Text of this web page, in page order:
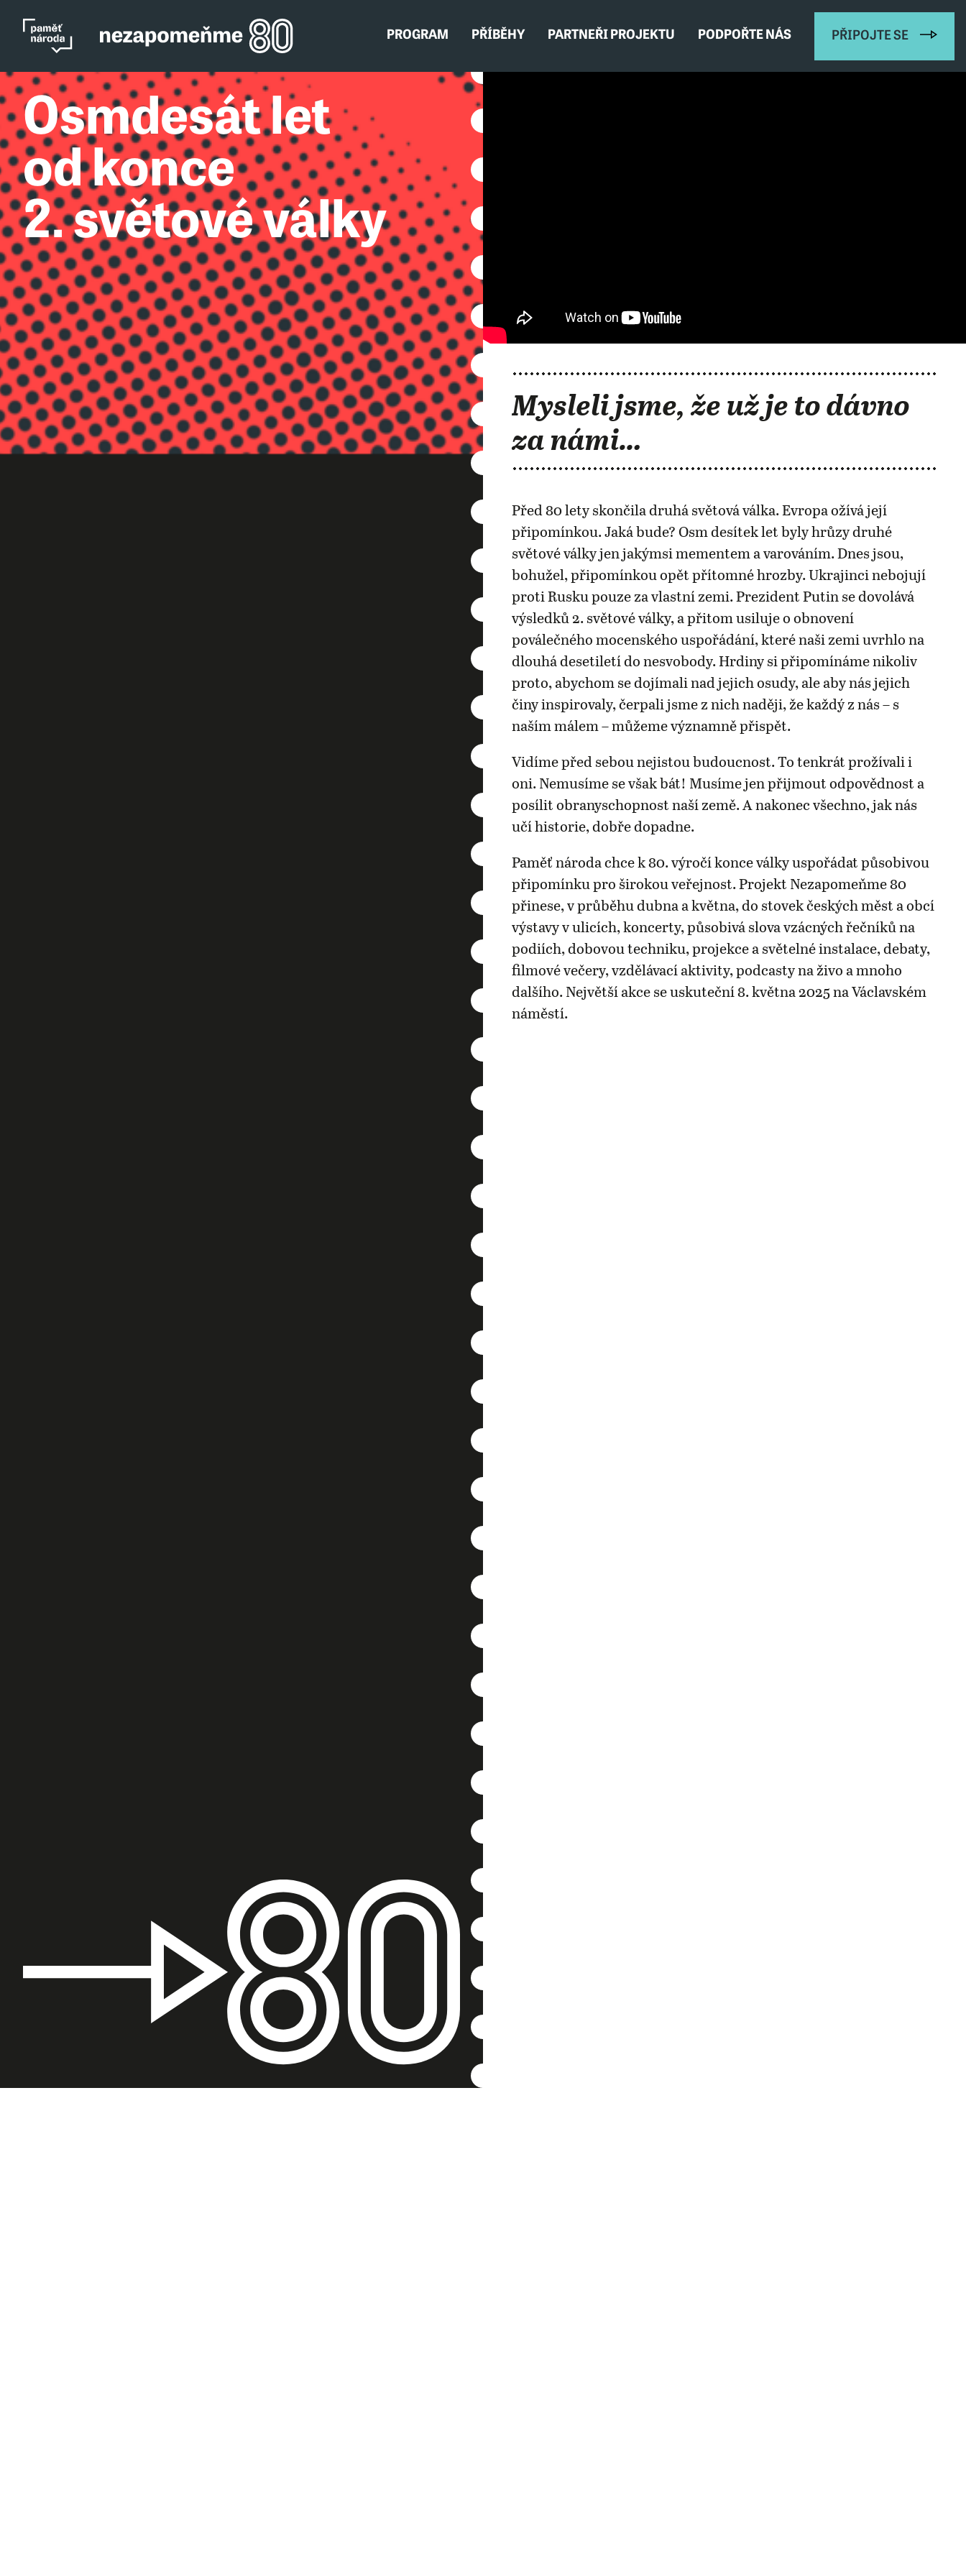
PROGRAM PŘÍBĚHY PARTNEŘI PROJEKTU PODPOŘTE NÁS PŘIPOJTE SE
Osmdesát let
od konce
2. světové války
Mysleli jsme, že už je to dávno
za námi…
Před 80 lety skončila druhá světová válka. Evropa ožívá její
připomínkou. Jaká bude? Osm desítek let byly hrůzy druhé
světové války jen jakýmsi mementem a varováním. Dnes jsou,
bohužel, připomínkou opět přítomné hrozby. Ukrajinci nebojují
proti Rusku pouze za vlastní zemi. Prezident Putin se dovolává
výsledků 2. světové války, a přitom usiluje o obnovení
poválečného mocenského uspořádání, které naši zemi uvrhlo na
dlouhá desetiletí do nesvobody. Hrdiny si připomínáme nikoliv
proto, abychom se dojímali nad jejich osudy, ale aby nás jejich
činy inspirovaly, čerpali jsme z nich naději, že každý z nás – s
naším málem – můžeme významně přispět.
Vidíme před sebou nejistou budoucnost. To tenkrát prožívali i
oni. Nemusíme se však bát! Musíme jen přijmout odpovědnost a
posílit obranyschopnost naší země. A nakonec všechno, jak nás
učí historie, dobře dopadne.
Paměť národa chce k 80. výročí konce války uspořádat působivou
připomínku pro širokou veřejnost. Projekt Nezapomeňme 80
přinese, v průběhu dubna a května, do stovek českých měst a obcí
výstavy v ulicích, koncerty, působivá slova vzácných řečníků na
podiích, dobovou techniku, projekce a světelné instalace, debaty,
filmové večery, vzdělávací aktivity, podcasty na živo a mnoho
dalšího. Největší akce se uskuteční 8. května 2025 na Václavském
náměstí.